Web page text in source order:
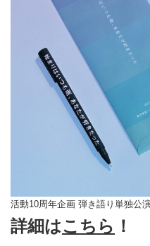
活動10周年企画︎ 弾き語り単独公
詳細はこちら ！